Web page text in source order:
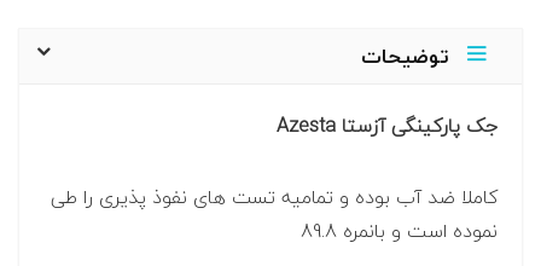
توضیحات
جک پارکینگی آزستا Azesta
کاملا ضد آب بوده و تمامیه تست های نفوذ پذیری را طی
نموده است و بانمره 89.8